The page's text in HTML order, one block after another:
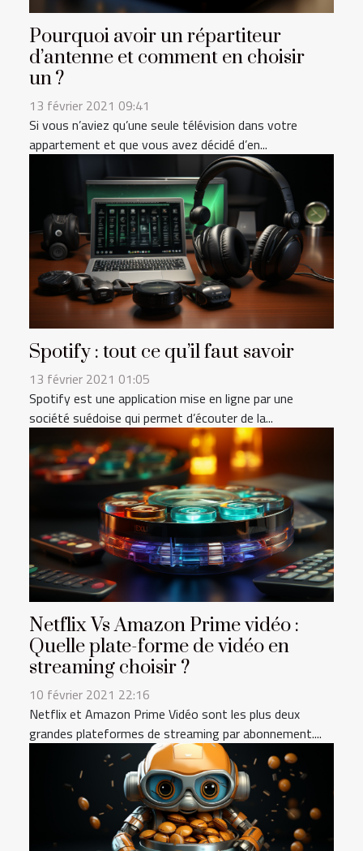
Pourquoi avoir un répartiteur
d’antenne et comment en choisir
un ?
13 février 2021 09:41
Si vous n’aviez qu’une seule télévision dans votre
appartement et que vous avez décidé d’en...
Spotify : tout ce qu’il faut savoir
13 février 2021 01:05
Spotify est une application mise en ligne par une
société suédoise qui permet d’écouter de la...
Netflix Vs Amazon Prime vidéo :
Quelle plate-forme de vidéo en
streaming choisir ?
10 février 2021 22:16
Netflix et Amazon Prime Vidéo sont les plus deux
grandes plateformes de streaming par abonnement....